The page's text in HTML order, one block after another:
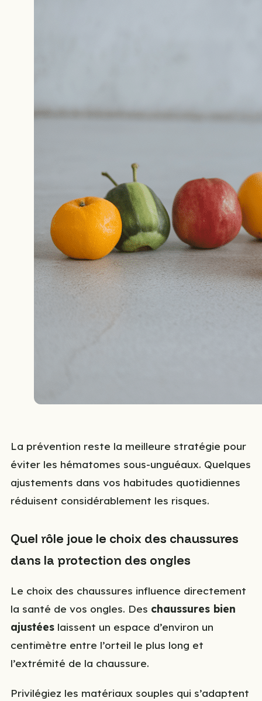
La prévention reste la meilleure stratégie pour
éviter les hématomes sous-unguéaux. Quelques
ajustements dans vos habitudes quotidiennes
réduisent considérablement les risques.
Quel rôle joue le choix des chaussures
dans la protection des ongles
Le choix des chaussures influence directement
la santé de vos ongles. Des chaussures bien
ajustées laissent un espace d’environ un
centimètre entre l’orteil le plus long et
l’extrémité de la chaussure.
Privilégiez les matériaux souples qui s’adaptent